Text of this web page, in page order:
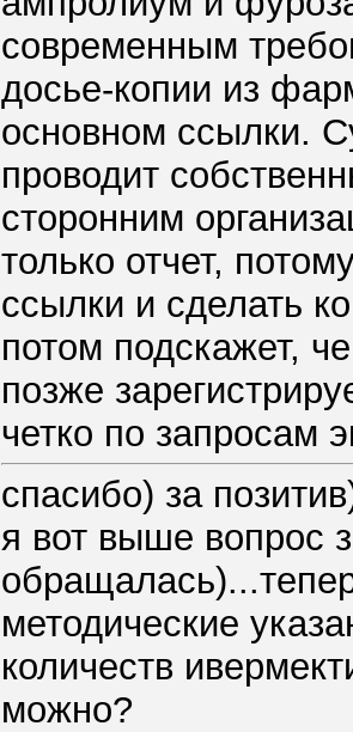
современным
досье-копии из
основном ссылки.
проводит
сторонним
только отчет,
ссылки и сделать
потом подскажет,
позже
четко по запросам
спасибо) за
я вот выше вопрос
методические
количеств
можно?